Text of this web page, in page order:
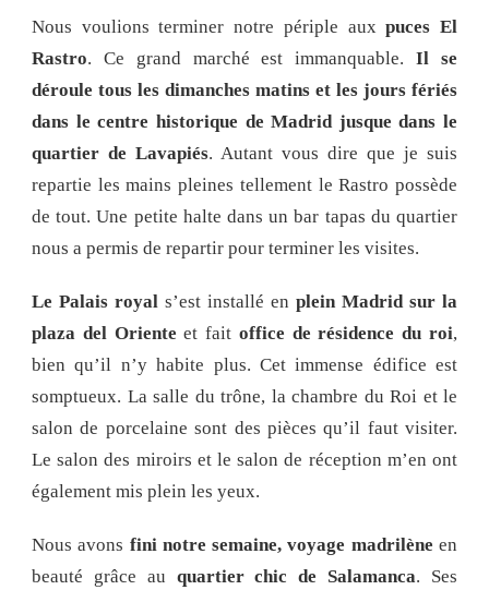
Nous voulions terminer notre périple auxpuces El
Rastro. Ce grand marché est immanquable.Il se
déroule tous les dimanches matins et les jours fériés
dans le centre historique de Madrid jusque dans le
quartier de Lavapiés. Autant vous dire que je suis
repartie les mains pleines tellement le Rastro possède
de tout. Une petite halte dans un bar tapas du quartier
nous a permis de repartir pour terminer les visites.
Le Palais royal s’est installé en plein Madrid sur la
plaza del Oriente et fait office de résidence du roi,
bien qu’il n’y habite plus. Cet immense édifice est
somptueux. La salle du trône, la chambre du Roi et le
salon de porcelaine sont des pièces qu’il faut visiter.
Le salon des miroirs et le salon de réception m’en ont
également mis plein les yeux.
Nous avons fini notre semaine, voyage madrilène en
beauté grâce au quartier chic de Salamanca. Ses